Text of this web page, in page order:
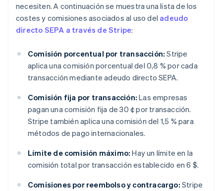
necesiten. A continuación se muestra una lista de los
costes y comisiones asociados al uso del adeudo
directo SEPA a través de Stripe:
Comisión porcentual por transacción: Stripe
aplica una comisión porcentual del 0,8 % por cada
transacción mediante adeudo directo SEPA.
Comisión fija por transacción: Las empresas
pagan una comisión fija de 30 ¢ por transacción.
Stripe también aplica una comisión del 1,5 % para
métodos de pago internacionales.
Límite de comisión máximo: Hay un límite en la
comisión total por transacción establecido en 6 $.
Comisiones por reembolso y contracargo: Stripe